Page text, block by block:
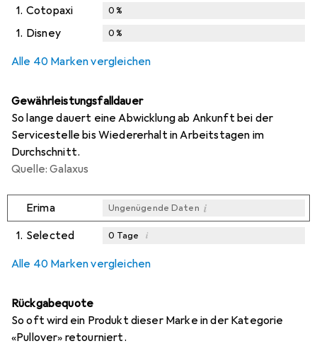
1. Cotopaxi 0%
1. Disney 0%
Alle 40 Marken vergleichen
Gewährleistungsfalldauer
So lange dauert eine Abwicklung ab Ankunft bei der
Servicestelle bis Wiedererhalt in Arbeitstagen im
Durchschnitt.
Quelle: Galaxus
Erima Ungenügende Daten i
1. Selected 0 Tage i
Alle 40 Marken vergleichen
Rückgabequote
So oft wird ein Produkt dieser Marke in der Kategorie
«Pullover» retourniert.